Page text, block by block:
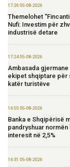
17:26 05-08-2026
Themelohet
Nufi: Investim për
industrisë detare
17:24 05-08-2026
Ambasada
ekipet shqiptare për
katër turistëve
16:55 05-08-2026
Banka e Shqipërisë
pandryshuar normën
interesit në 2,5%
16:31 05-08-2026